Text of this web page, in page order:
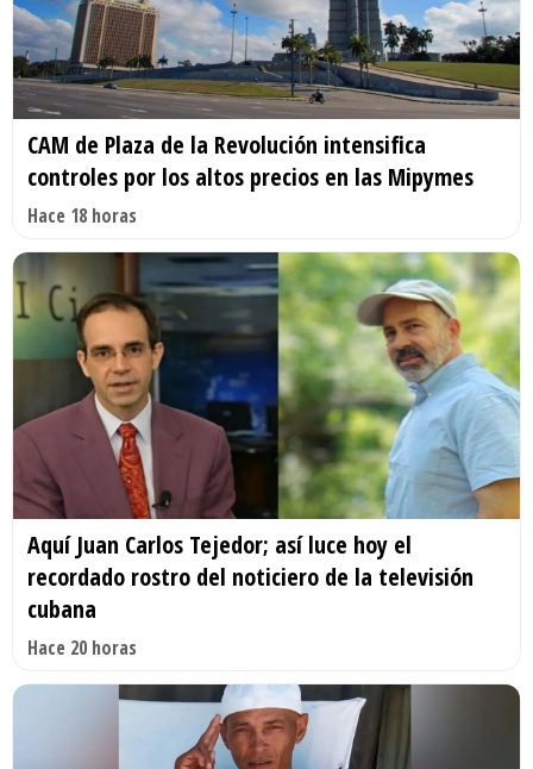
CAM de Plaza de la Revolución intensifica
controles por los altos precios en las Mipymes
Hace 18 horas
Aquí Juan Carlos Tejedor; así luce hoy el
recordado rostro del noticiero de la televisión
cubana
Hace 20 horas